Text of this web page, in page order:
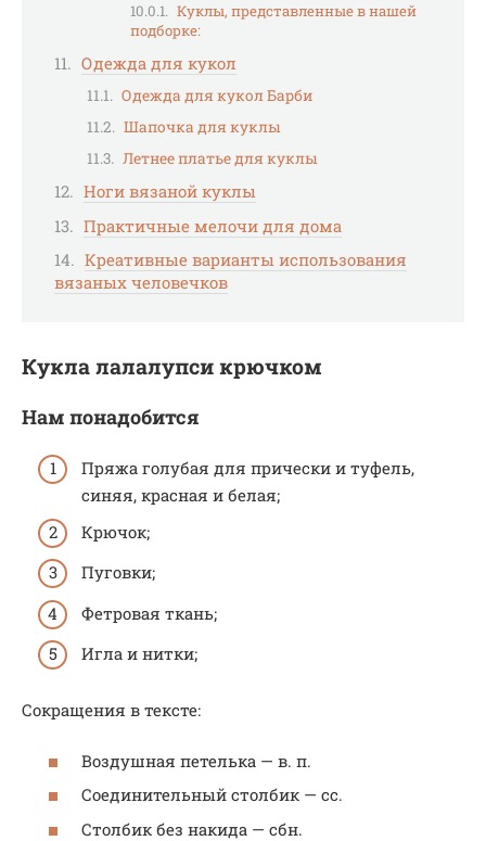
Куклы, представленные в нашей
подборке:
Одежда для кукол
Одежда для кукол Барби
Шапочка для куклы
Летнее платье для куклы
Ноги вязаной куклы
Практичные мелочи для дома
Креативные варианты использования
вязаных человечков
Кукла лалалупси крючком
Нам понадобится
Пряжа голубая для прически и туфель,
синяя, красная и белая;
Крючок;
Пуговки;
Фетровая ткань;
Игла и нитки;
Сокращения в тексте:
Воздушная петелька — в. п.
Соединительный столбик — сс.
Столбик без накида — сбн.